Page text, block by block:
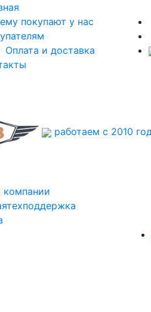
покупают у нас
Оплата и доставка
работаем с 2010
компании
техподдержка